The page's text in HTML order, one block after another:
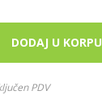
DODAJ U KORPU
PDV